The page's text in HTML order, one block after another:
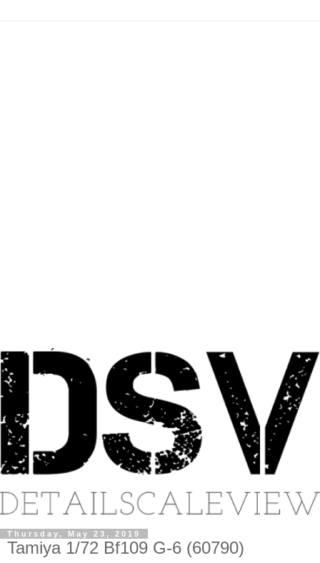
Thursday, May 23, 2019
Tamiya 1/72 Bf109 G-6 (60790)